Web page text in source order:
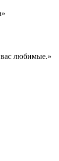
вас любимые.»